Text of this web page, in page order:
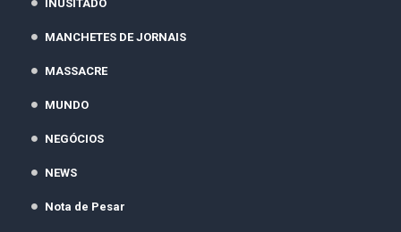
INUSITADO
MANCHETES DE JORNAIS
MASSACRE
MUNDO
NEGÓCIOS
NEWS
Nota de Pesar